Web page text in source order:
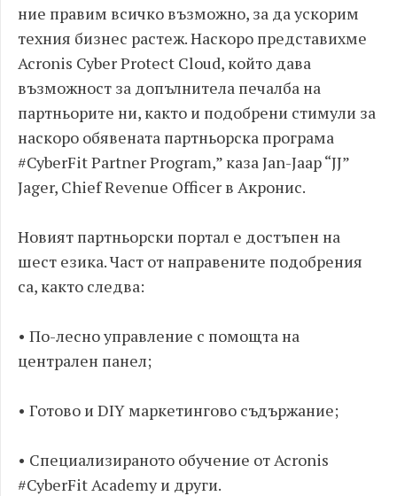
ние правим всичко възможно, за да ускорим
техния бизнес растеж. Наскоро представихме
Acronis Cyber Protect Cloud, който дава
възможност за допълнитела печалба на
партньорите ни, както и подобрени стимули за
наскоро обявената партньорска програма
#CyberFit Partner Program,” каза Jan-Jaap “JJ”
Jager, Chief Revenue Officer в Акронис.
Новият партньорски портал е достъпен на
шест езика. Част от направените подобрения
са, както следва:
• По-лесно управление с помощта на
централен панел;
• Готово и DIY маркетингово съдържание;
• Специализираното обучение от Acronis
#CyberFit Academy и други.